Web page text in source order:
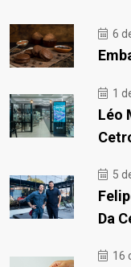
6
1
Léo
5
Da
16